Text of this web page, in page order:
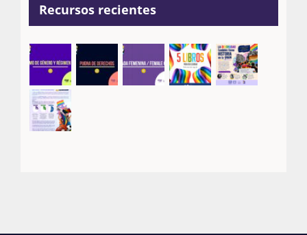
Recursos recientes